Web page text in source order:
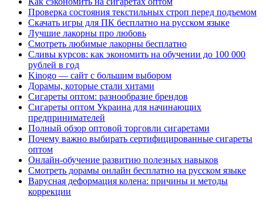
Проверка состояния текстильных строп перед подъемом
Скачать игры для ПК бесплатно на русском языке
Лучшие лакорны про любовь
Смотреть любимые лакорны бесплатно
Сливы курсов: как экономить на обучении до 100 000
рублей в год
Kinogo — сайт с большим выбором
Дорамы, которые стали хитами
Сигареты оптом: разнообразие брендов
Сигареты оптом Украина для начинающих
предпринимателей
Полный обзор оптовой торговли сигаретами
Почему важно выбирать сертифицированные сигареты
оптом
Онлайн-обучение развитию полезных навыков
Смотреть дорамы онлайн бесплатно на русском языке
Варусная деформация колена: причины и методы
коррекции